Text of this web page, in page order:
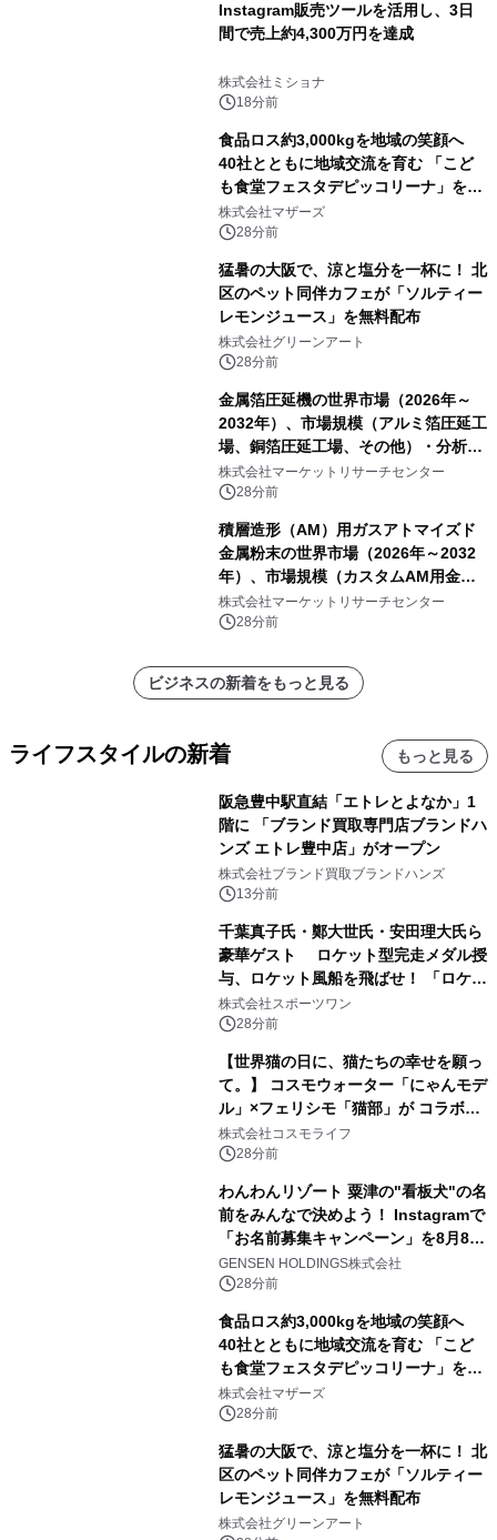
Instagram販売ツールを活用し、3日
間で売上約4,300万円を達成
株式会社ミショナ
18分前
食品ロス約3,000kgを地域の笑顔へ
40社とともに地域交流を育む 「こど
も食堂フェスタデピッコリーナ」を9
月5日(土)開催
株式会社マザーズ
28分前
猛暑の大阪で、涼と塩分を一杯に！ 北
区のペット同伴カフェが「ソルティー
レモンジュース」を無料配布
株式会社グリーンアート
28分前
金属箔圧延機の世界市場（2026年～
2032年）、市場規模（アルミ箔圧延工
場、銅箔圧延工場、その他）・分析レ
ポートを発表
株式会社マーケットリサーチセンター
28分前
積層造形（AM）用ガスアトマイズド
金属粉末の世界市場（2026年～2032
年）、市場規模（カスタムAM用金属
粉末、汎用AM用金属粉末）・分析レ
ポートを発表
株式会社マーケットリサーチセンター
28分前
ビジネスの新着をもっと見る
ライフスタイルの新着 もっと見る
阪急豊中駅直結「エトレとよなか」1
階に 「ブランド買取専門店ブランドハ
ンズ エトレ豊中店」がオープン
株式会社ブランド買取ブランドハンズ
13分前
千葉真子氏・鄭大世氏・安田理大氏ら
豪華ゲスト ロケット型完走メダル授
与、ロケット風船を飛ばせ！ 「ロケッ
トマラソン2026」開催
株式会社スポーツワン
28分前
【世界猫の日に、猫たちの幸せを願っ
て。】 コスモウォーター「にゃんモデ
ル」×フェリシモ「猫部」が コラボキ
ャンペーンを実施
株式会社コスモライフ
28分前
わんわんリゾート 粟津の"看板犬"の名
前をみんなで決めよう！ Instagramで
「お名前募集キャンペーン」を8月8日
(土)より開催
GENSEN HOLDINGS株式会社
28分前
食品ロス約3,000kgを地域の笑顔へ
40社とともに地域交流を育む 「こど
も食堂フェスタデピッコリーナ」を9
月5日(土)開催
株式会社マザーズ
28分前
猛暑の大阪で、涼と塩分を一杯に！ 北
区のペット同伴カフェが「ソルティー
レモンジュース」を無料配布
株式会社グリーンアート